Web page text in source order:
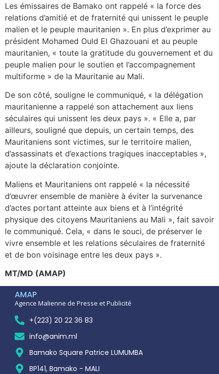
Les émissaires de Bamako ont rappelé « la force des
relations d’amitié et de fraternité qui unissent le peuple
malien et le peuple mauritanien ». En plus d’exprimer au
président Mohamed Ould El Ghazouani et au peuple
mauritanien, « toute la gratitude du gouvernement et du
peuple malien pour le soutien et l’accompagnement
multiforme » de la Mauritanie au Mali.
De son côté, souligne le communiqué, « la délégation
mauritanienne a rappelé son attachement aux liens
séculaires qui unissent les deux pays ». « Elle a, par
ailleurs, souligné que depuis, un certain temps, des
Mauritaniens sont victimes, sur le territoire malien,
d’assassinats et d’exactions tragiques inacceptables »,
ajoute la déclaration conjointe.
Maliens et Mauritaniens ont rappelé « la nécessité
d’œuvrer ensemble de manière à éviter la survenance
d’actes portant atteinte aux biens et à l’intégrité
physique des citoyens Mauritaniens au Mali », fait savoir
le communiqué. Cela, « dans le souci, de préserver le
vivre ensemble et les relations séculaires de fraternité
et de bon voisinage entre les deux pays ».
MT/MD (AMAP)
AMAP
Agence Malienne de Presse et Publicité
+(223) 20 22 36 83
info@anim.ml
Bamako Square Patrice LUMUMBA
BP141, Bamako - MALI